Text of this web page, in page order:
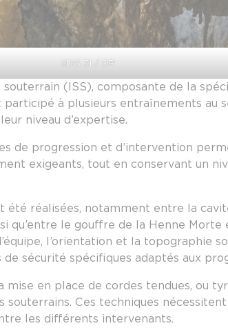
SDIS 31 / DR
souterrain (ISS), composante de la
participé à plusieurs entraînements au
niveau d’expertise.
de progression et d’intervention
exigeants, tout en conservant un
été réalisées, notamment entre la
qu’entre le gouffre de la Henne Morte
l’orientation et la topographie
sécurité spécifiques adaptés aux
en place de cordes tendues, ou
souterrains. Ces techniques
les différents intervenants.